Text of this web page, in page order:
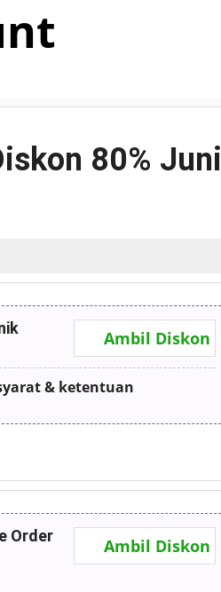
80% Juni
Ambil Diskon
& ketentuan
Ambil Diskon
Order